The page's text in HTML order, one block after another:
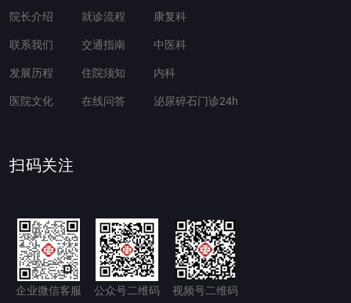
院长介绍
联系我们
发展历程
医院文化
就诊流程
交通指南
住院须知
在线问答
康复科
中医科
内科
泌尿碎石门诊24h
扫码关注
企业微信客服 公众号二维码 视频号二维码